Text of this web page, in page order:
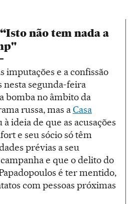
não tem nada a
imputações e a confissão
nesta segunda-feira
bomba no âmbito da
russa, mas aCasa
ideia de que as acusações
e seu sócio só têm
prévias a seu
e que o delito do
é ter mentido,
com pessoas próximas